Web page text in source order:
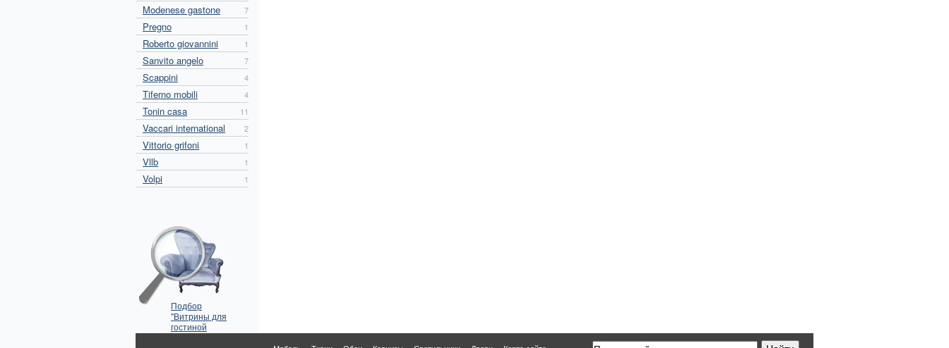
Modenese gastone 7
Pregno 1
Roberto giovannini 1
Sanvito angelo 7
Scappini 4
Tiferno mobili 4
Tonin casa 11
Vaccari international 2
Vittorio grifoni 1
Vllb 1
Volpi 1
Подбор
"Витрины для
гостиной
Mantellassi" по